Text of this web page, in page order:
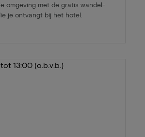
omgeving met de gratis wandel-
je ontvangt bij het hotel.